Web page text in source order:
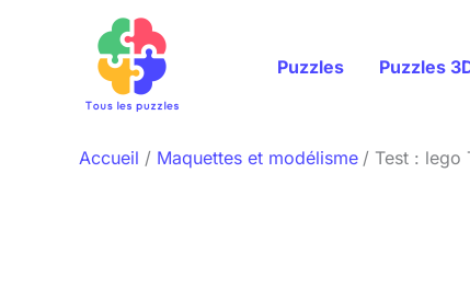
Puzzles Puzzles
Accueil Maquettes et modélisme Test : lego